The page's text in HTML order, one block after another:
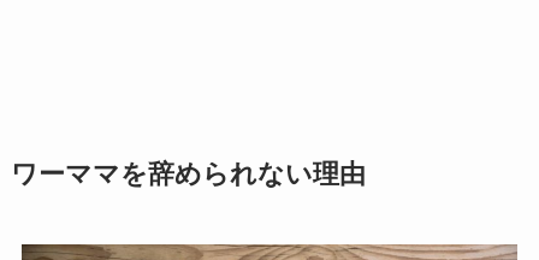
ワーママを辞められない理由